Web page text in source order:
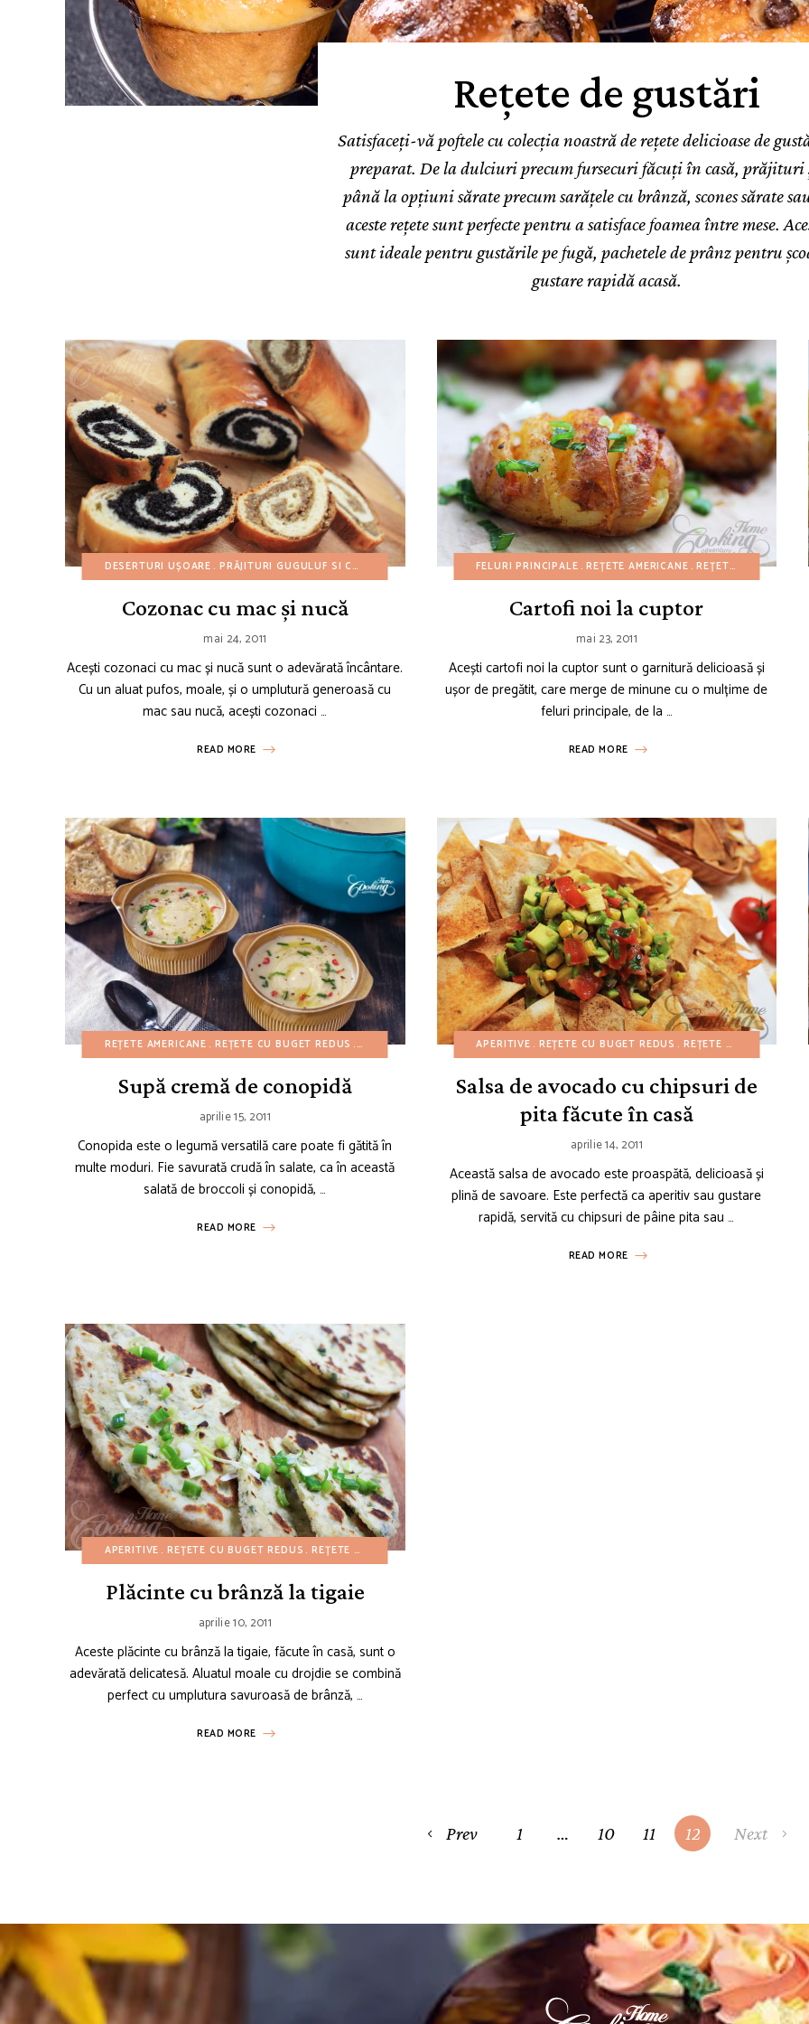
Rețete de gustări
Satisfaceți-vă poftele cu colecția noastră de rețete delicioase de
preparat. De la dulciuri precum fursecuri făcuți în casă, prăjituri
până la opțiuni sărate precum sarățele cu brânză, scones sărate
aceste rețete sunt perfecte pentru a satisface foamea între mese.
sunt ideale pentru gustările pe fugă, pachetele de prânz pentru
gustare rapidă acasă.
DESERTURI UȘOARE PRĂJITURI GUGULUF SI CHECURI REȚETE DE CRĂCIUN REȚETE DE GUSTĂRI REȚETE DE IARNĂ REȚETE DE
Cozonac cu mac și nucă
mai 24, 2011
Acești cozonaci cu mac și nucă sunt o adevărată încântare.
Cu un aluat pufos, moale, și o umplutură generoasă cu
mac sau nucă, acești cozonaci …
READ MORE
FELURI PRINCIPALE REȚETE AMERICANE REȚETE CU BUGET REDUS
Cartofi noi la cuptor
mai 23, 2011
Acești cartofi noi la cuptor sunt o garnitură delicioasă și
ușor de pregătit, care merge de minune cu o mulțime de
feluri principale, de la …
READ MORE
REȚETE AMERICANE REȚETE CU BUGET REDUS REȚETE CU CARTOFI REȚETE DE CRĂCIUN REȚETE DE GUSTĂRI REȚETE DE IARNĂ
Supă cremă de conopidă
aprilie 15, 2011
Conopida este o legumă versatilă care poate fi gătită în
multe moduri. Fie savurată crudă în salate, ca în această
salată de broccoli și conopidă, …
READ MORE
APERITIVE REȚETE CU BUGET REDUS REȚETE DE CRĂCIUN
Salsa de avocado cu chipsuri de
pita făcute în casă
aprilie 14, 2011
Această salsa de avocado este proaspătă, delicioasă și
plină de savoare. Este perfectă ca aperitiv sau gustare
rapidă, servită cu chipsuri de pâine pita sau …
READ MORE
APERITIVE REȚETE CU BUGET REDUS REȚETE DE GUSTĂRI
Plăcinte cu brânză la tigaie
aprilie 10, 2011
Aceste plăcinte cu brânză la tigaie, făcute în casă, sunt o
adevărată delicatesă. Aluatul moale cu drojdie se combină
perfect cu umplutura savuroasă de brânză, …
READ MORE
Prev 1 … 10 11 12 Next